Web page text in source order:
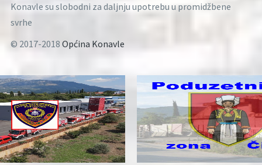
Konavle su slobodni za daljnju upotrebu u promidžbene
svrhe
© 2017-2018 Općina Konavle